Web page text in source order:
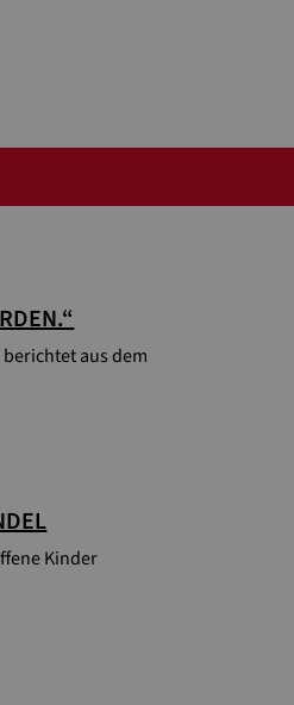
aus dem
Kinder